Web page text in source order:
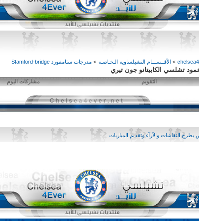
> الأقــســـام التشيلساويه الـخـاصـه > مدرجات ستامفورد Stamford-bridge
تشلسي الكابيتانو جون تيري
التقويم مشاركات اليوم
النقاشات والآرآء وتقديم المباريات